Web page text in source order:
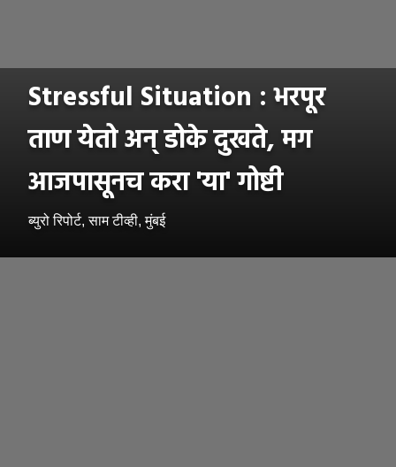
Stressful Situation : भरपूर
ताण येतो अन् डोके दुखते, मग
आजपासूनच करा 'या' गोष्टी
ब्युरो रिपोर्ट, साम टीव्ही, मुंबई